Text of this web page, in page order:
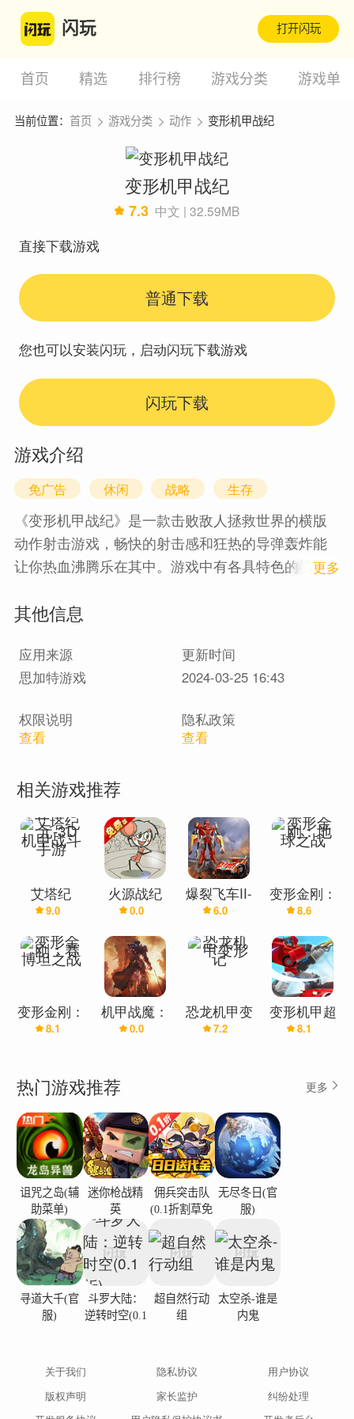
闪玩 打开闪玩
首页 精选 排行榜 游戏分类 游戏单
当前位置： 首页 游戏分类 动作 变形机甲战纪
变形机甲战纪
7.3 中文 | 32.59MB
直接下载游戏
普通下载
您也可以安装闪玩，启动闪玩下载游戏
闪玩下载
游戏介绍
免广告 休闲 战略 生存
《变形机甲战纪》是一款击败敌人拯救世界的横版
动作射击游戏，畅快的射击感和狂热的导弹轰炸能
让你热血沸腾乐在其中。游戏中有各具特色的机甲
箭追踪炮、电离子枪、加特林都是必杀神器，狂轰
能让你获得丰厚的奖励。
1.爽快的动作射击感；
2.丰富的武器种类；
4.保护难民；
5.每个机甲英雄都有不同的特色；
6.丰富的任务系统；
7.导弹轰炸，闪电爆击，移形换影等多种炫酷技能；
8.强大丰富的Boss战；
1 更多
其他信息
应用来源
更新时间
思加特游戏
2024-03-25 16:43
权限说明
查看
隐私政策
查看
相关游戏推荐
艾塔纪
元-3D机甲
战斗手游
9.0
火源战纪
(0.1折免费
版)
0.0
爆裂飞车II-
机甲变形刺
激对战
6.0
变形金刚：
地球之战
8.6
变形金刚：
赛博坦之战
8.1
机甲战魔：
神话之遗
0.0
恐龙机甲变
形记
7.2
变形机甲超
人
8.1
热门游戏推荐 更多
诅咒之岛(辅
助菜单)
迷你枪战精
英
佣兵突击队
(0.1折割草免
无尽冬日(官
服)
寻道大千(官
服)
斗罗大陆：
逆转时空(0.1
超自然行动
组
太空杀-谁是
内鬼
关于我们 隐私协议
用户协议
版权声明
家长监护
纠纷处理